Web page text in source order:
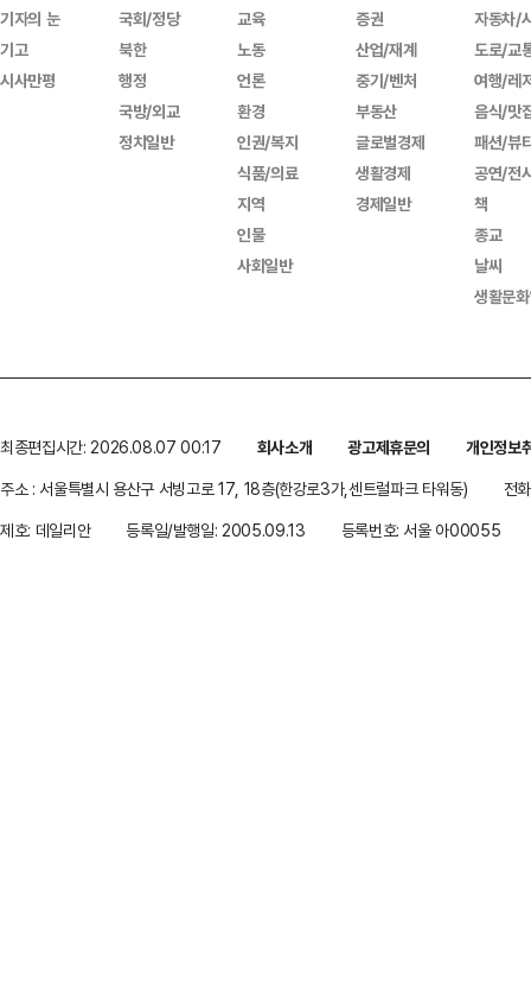
기자의 눈
기고
시사만평
국회/정당
북한
행정
국방/외교
정치일반
교육
노동
언론
환경
인권/복지
식품/의료
지역
인물
사회일반
증권
산업/재계
중기/벤처
부동산
글로벌경제
생활경제
경제일반
자동차/
도로/교
여행/레
음식/맛
패션/뷰
공연/전
책
종교
날씨
생활문
최종편집시간: 2026.08.07 00:17 회사소개 광고제휴문의
개인정보
주소 : 서울특별시 용산구 서빙고로 17, 18층(한강로3가,센트럴파크 타워동)
전
제호: 데일리안
등록일/발행일: 2005.09.13 등록번호: 서울 아00055